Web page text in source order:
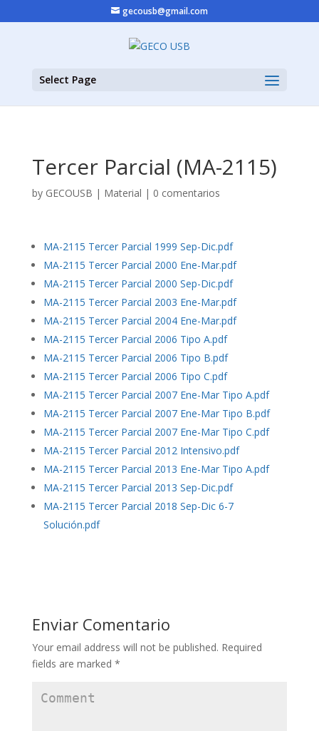
gecousb@gmail.com
Select Page
Tercer Parcial (MA-2115)
by GECOUSB | Material | 0 comentarios
MA-2115 Tercer Parcial 1999 Sep-Dic.pdf
MA-2115 Tercer Parcial 2000 Ene-Mar.pdf
MA-2115 Tercer Parcial 2000 Sep-Dic.pdf
MA-2115 Tercer Parcial 2003 Ene-Mar.pdf
MA-2115 Tercer Parcial 2004 Ene-Mar.pdf
MA-2115 Tercer Parcial 2006 Tipo A.pdf
MA-2115 Tercer Parcial 2006 Tipo B.pdf
MA-2115 Tercer Parcial 2006 Tipo C.pdf
MA-2115 Tercer Parcial 2007 Ene-Mar Tipo A.pdf
MA-2115 Tercer Parcial 2007 Ene-Mar Tipo B.pdf
MA-2115 Tercer Parcial 2007 Ene-Mar Tipo C.pdf
MA-2115 Tercer Parcial 2012 Intensivo.pdf
MA-2115 Tercer Parcial 2013 Ene-Mar Tipo A.pdf
MA-2115 Tercer Parcial 2013 Sep-Dic.pdf
MA-2115 Tercer Parcial 2018 Sep-Dic 6-7
Solución.pdf
Enviar Comentario
Your email address will not be published. Required
fields are marked *